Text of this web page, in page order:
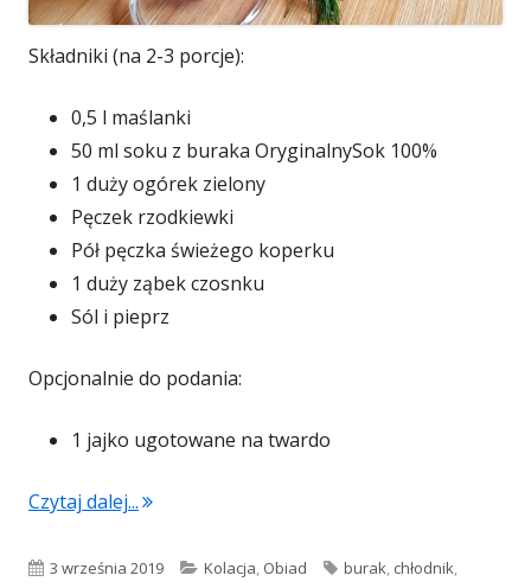
Składniki (na 2-3 porcje):
0,5 l maślanki
50 ml soku z buraka OryginalnySok 100%
1 duży ogórek zielony
Pęczek rzodkiewki
Pół pęczka świeżego koperku
1 duży ząbek czosnku
Sól i pieprz
Opcjonalnie do podania:
1 jajko ugotowane na twardo
Czytaj dalej..."Chłodnik z sokiem z buraka"
Opublikowano
3 września 2019 Kategorie
Kolacja, Obiad Tagi
burak, chłodnik,